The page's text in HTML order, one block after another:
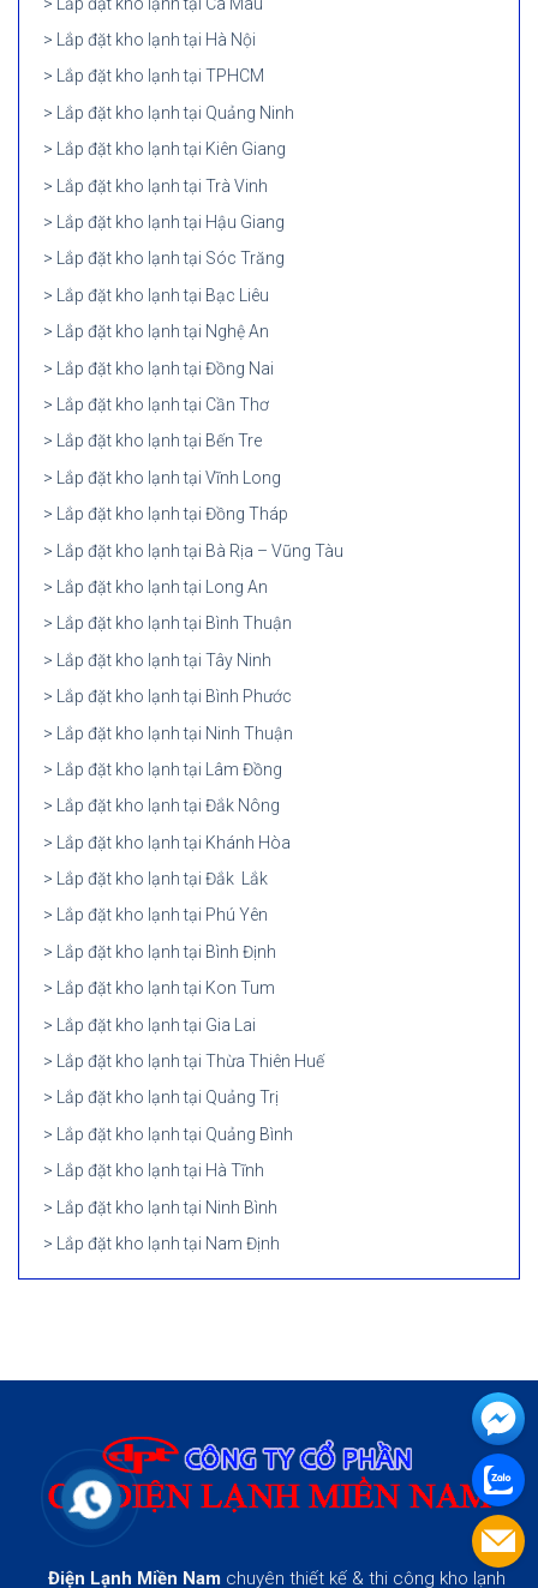
Lắp đặt kho lạnh tại Hà Nội
Lắp đặt kho lạnh tại TPHCM
Lắp đặt kho lạnh tại Quảng Ninh
Lắp đặt kho lạnh tại Kiên Giang
Lắp đặt kho lạnh tại Trà Vinh
Lắp đặt kho lạnh tại Hậu Giang
Lắp đặt kho lạnh tại Sóc Trăng
Lắp đặt kho lạnh tại Bạc Liêu
Lắp đặt kho lạnh tại Nghệ An
Lắp đặt kho lạnh tại Đồng Nai
Lắp đặt kho lạnh tại Cần Thơ
Lắp đặt kho lạnh tại Bến Tre
Lắp đặt kho lạnh tại Vĩnh Long
Lắp đặt kho lạnh tại Đồng Tháp
Lắp đặt kho lạnh tại Bà Rịa – Vũng Tàu
Lắp đặt kho lạnh tại Long An
Lắp đặt kho lạnh tại Bình Thuận
Lắp đặt kho lạnh tại Tây Ninh
Lắp đặt kho lạnh tại Bình Phước
Lắp đặt kho lạnh tại Ninh Thuận
Lắp đặt kho lạnh tại Lâm Đồng
Lắp đặt kho lạnh tại Đắk Nông
Lắp đặt kho lạnh tại Khánh Hòa
Lắp đặt kho lạnh tại Đắk Lắk
Lắp đặt kho lạnh tại Phú Yên
Lắp đặt kho lạnh tại Bình Định
Lắp đặt kho lạnh tại Kon Tum
Lắp đặt kho lạnh tại Gia Lai
Lắp đặt kho lạnh tại Thừa Thiên Huế
Lắp đặt kho lạnh tại Quảng Trị
Lắp đặt kho lạnh tại Quảng Bình
Lắp đặt kho lạnh tại Hà Tĩnh
Lắp đặt kho lạnh tại Ninh Bình
Lắp đặt kho lạnh tại Nam Định
Điện Lạnh Miền Namchuyên thiết kế & thi công kho lạnh